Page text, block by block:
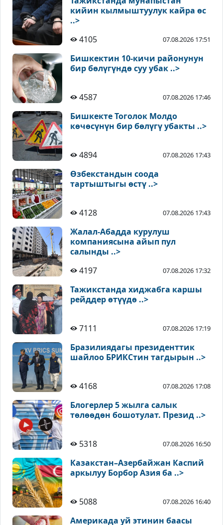
кийин кылмыштуулук кайра өс
..>
4105
07.08.2026 17:51
Бишкектин 10-кичи районунун
бир бөлүгүндө суу убак ..>
4587 07.08.2026 17:46
Бишкекте Тоголок Молдо
көчөсүнүн бир бөлүгү убакты ..>
4894 07.08.2026 17:43
Өзбекстандын соода
тартыштыгы өстү ..>
4128 07.08.2026 17:43
Жалал-Абадда курулуш
компаниясына айып пул
салынды ..>
4197
07.08.2026 17:32
Тажикстанда хиджабга каршы
рейддер өтүүдө ..>
7111 07.08.2026 17:19
Бразилиядагы президенттик
шайлоо БРИКСтин тагдырын ..>
4168 07.08.2026 17:08
Блогерлер 5 жылга салык
төлөөдөн бошотулат. Презид ..>
5318 07.08.2026 16:50
Казакстан–Азербайжан Каспий
аркылуу Борбор Азия ба ..>
5088 07.08.2026 16:40
Америкада уй этинин баасы